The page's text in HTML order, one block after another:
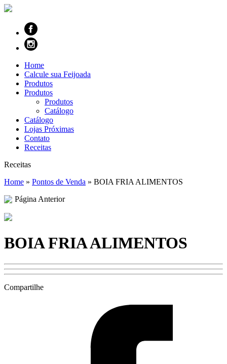
Home
Calcule sua Feijoada
Produtos
Produtos
Produtos
Catálogo
Catálogo
Lojas Próximas
Contato
Receitas
Receitas
Home » Pontos de Venda » BOIA FRIA ALIMENTOS
Página Anterior
BOIA FRIA ALIMENTOS
Compartilhe